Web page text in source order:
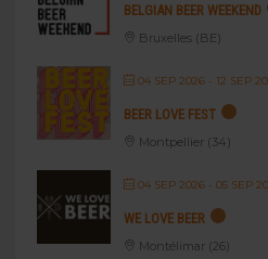
BELGIAN BEER WEEKEND
Bruxelles (BE)
04 SEP 2026- 12 SEP
BEER LOVE FEST
Montpellier (34)
04 SEP 2026- 05 SEP
WE LOVE BEER
Montélimar (26)